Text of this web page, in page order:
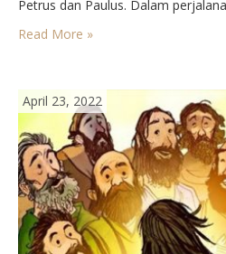
Petrus dan Paulus. Dalam
tidak cocok baginya. Ia mau
Read More »
April 23, 2022